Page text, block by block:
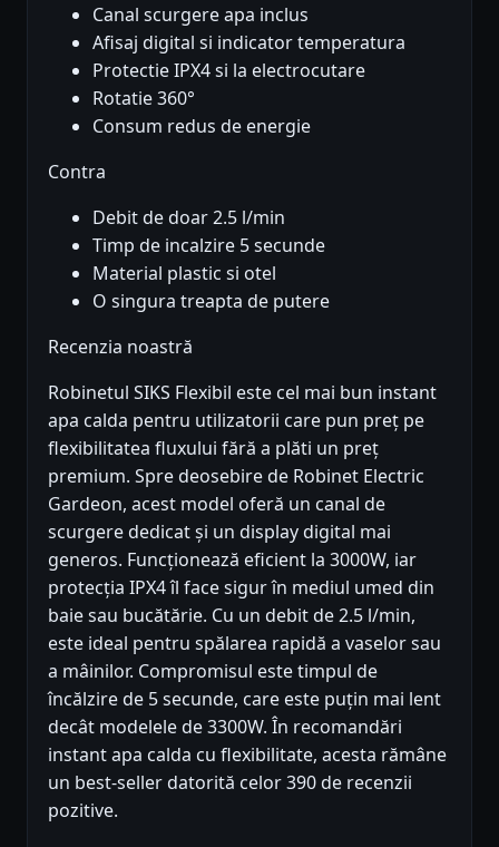
Canal scurgere apa inclus
Afisaj digital si indicator temperatura
Protectie IPX4 si la electrocutare
Rotatie 360°
Consum redus de energie
Contra
Debit de doar 2.5 l/min
Timp de incalzire 5 secunde
Material plastic si otel
O singura treapta de putere
Recenzia noastră
Robinetul SIKS Flexibil este cel mai bun instant
apa calda pentru utilizatorii care pun preț pe
flexibilitatea fluxului fără a plăti un preț
premium. Spre deosebire de Robinet Electric
Gardeon, acest model oferă un canal de
scurgere dedicat și un display digital mai
generos. Funcționează eficient la 3000W, iar
protecția IPX4 îl face sigur în mediul umed din
baie sau bucătărie. Cu un debit de 2.5 l/min,
este ideal pentru spălarea rapidă a vaselor sau
a mâinilor. Compromisul este timpul de
încălzire de 5 secunde, care este puțin mai lent
decât modelele de 3300W. În recomandări
instant apa calda cu flexibilitate, acesta rămâne
un best-seller datorită celor 390 de recenzii
pozitive.